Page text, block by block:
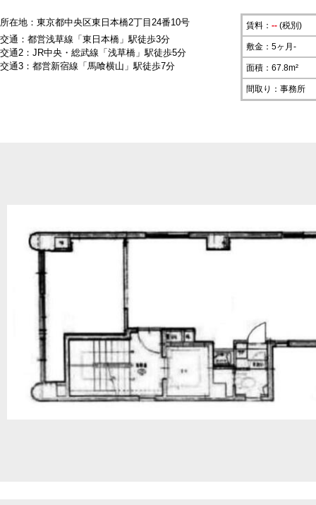
所在地：東京都中央区東日本橋2丁目24番10号
交通：都営浅草線「東日本橋」駅徒歩3分
交通2：JR中央・総武線「浅草橋」駅徒歩5分
交通3：都営新宿線「馬喰横山」駅徒歩7分
賃料： -- (税別)
敷金：5ヶ月-
面積：67.8m²
間取り：事務所